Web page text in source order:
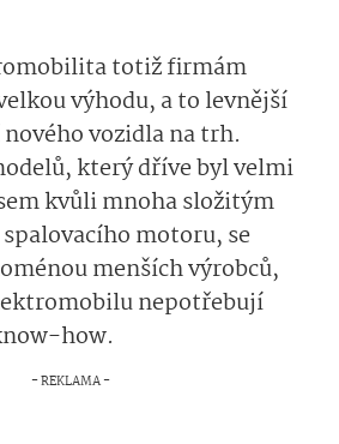
totiž firmám
výhodu, a to levnější
vozidla na trh.
který dříve byl velmi
kvůli mnoha složitým
motoru, se
menších výrobců,
nepotřebují
how.